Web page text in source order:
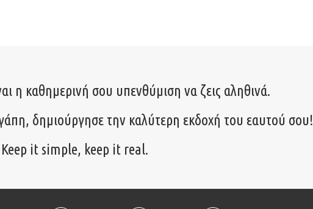
η καθημερινή σου υπενθύμιση να ζεις αληθινά.
δημιούργησε την καλύτερη εκδοχή του εαυτού σου!
Keep it simple, keep it real.